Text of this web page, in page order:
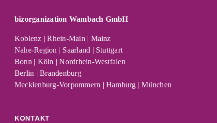
bizorganization Wambach GmbH
Koblenz | Rhein-Main | Mainz
Nahe-Region | Saarland | Stuttgart
Bonn | Köln | Nordrhein-Westfalen
Berlin | Brandenburg
Mecklenburg-Vorpommern | Hamburg | München
KONTAKT